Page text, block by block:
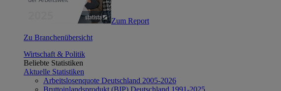
Zum Report
Zu Branchenübersicht
Wirtschaft & Politik
Beliebte Statistiken
Aktuelle Statistiken
Arbeitslosenquote Deutschland 2005-2026
Bruttoinlandsprodukt (BIP) Deutschland 1991-2025